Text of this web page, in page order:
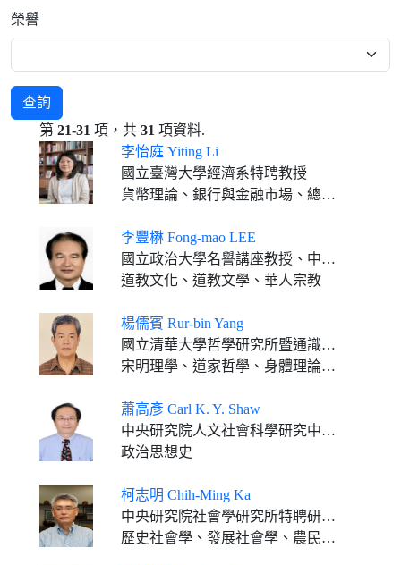
榮譽
查詢
第 21-31 項，共 31 項資料.
李怡庭 Yiting Li
國立臺灣大學經濟系特聘教授
貨幣理論、銀行與金融市場、總體經濟理論
李豐楙 Fong-mao LEE
國立政治大學名譽講座教授、中央研究院中國文哲研究所兼任研究員
道教文化、道教文學、華人宗教
楊儒賓 Rur-bin Yang
國立清華大學哲學研究所暨通識教育中心合聘特聘講座教授
宋明理學、道家哲學、身體理論、神話思想
蕭高彥 Carl K. Y. Shaw
中央研究院人文社會科學研究中心特聘研究員
政治思想史
柯志明 Chih-Ming Ka
中央研究院社會學研究所特聘研究員
歷史社會學、發展社會學、農民研究、工業與勞動關係